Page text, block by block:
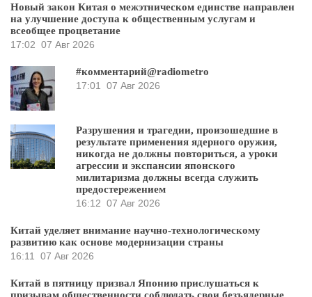
Новый закон Китая о межэтническом единстве направлен
на улучшение доступа к общественным услугам и
всеобщее процветание
17:02 07 Авг 2026
#комментарий@radiometro
17:01
07 Авг 2026
Разрушения и трагедии, произошедшие в
результате применения ядерного оружия,
никогда не должны повториться, а уроки
агрессии и экспансии японского
милитаризма должны всегда служить
предостережением
16:12 07 Авг 2026
Китай уделяет внимание научно-технологическому
развитию как основе модернизации страны
16:11
07 Авг 2026
Китай в пятницу призвал Японию прислушаться к
призывам общественности соблюдать свои безъядерные